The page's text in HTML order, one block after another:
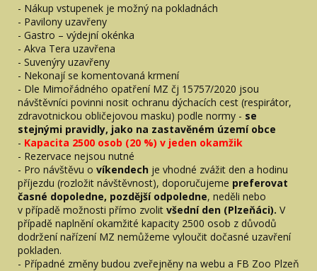
- Nákup vstupenek je možný na pokladnách
- Pavilony uzavřeny
- Gastro – výdejní okénka
- Akva Tera uzavřena
- Suvenýry uzavřeny
- Nekonají se komentovaná krmení
- Dle Mimořádného opatření MZ čj 15757/2020 jsou
návštěvníci povinni nosit ochranu dýchacích cest (respirátor,
zdravotnickou obličejovou masku) podle normy - se
stejnými pravidly, jako na zastavěném území obce
- Kapacita 2500 osob (20 %) v jeden okamžik
- Rezervace nejsou nutné
- Pro návštěvu o víkendech je vhodné zvážit den a hodinu
příjezdu (rozložit návštěvnost), doporučujeme preferovat
časné dopoledne, pozdější odpoledne, neděli nebo
v případě možnosti přímo zvolit všední den (Plzeňáci). V
případě naplnění okamžité kapacity 2500 osob z důvodů
dodržení nařízení MZ nemůžeme vyloučit dočasné uzavření
pokladen.
- Případné změny budou zveřejněny na webu a FB Zoo Plzeň